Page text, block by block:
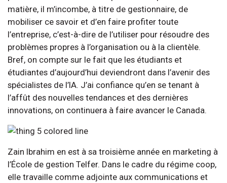
matière, il m’incombe, à titre de gestionnaire, de
mobiliser ce savoir et d’en faire profiter toute
l’entreprise, c’est-à-dire de l’utiliser pour résoudre des
problèmes propres à l’organisation ou à la clientèle.
Bref, on compte sur le fait que les étudiants et
étudiantes d’aujourd’hui deviendront dans l’avenir des
spécialistes de l’IA. J’ai confiance qu’en se tenant à
l’affût des nouvelles tendances et des dernières
innovations, on continuera à faire avancer le Canada.
Zain Ibrahim en est à sa troisième année en marketing à
l’École de gestion Telfer. Dans le cadre du régime coop,
elle travaille comme adjointe aux communications et